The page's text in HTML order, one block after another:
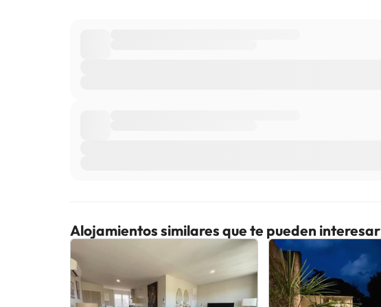
Alojamientos similares que te pueden interesar